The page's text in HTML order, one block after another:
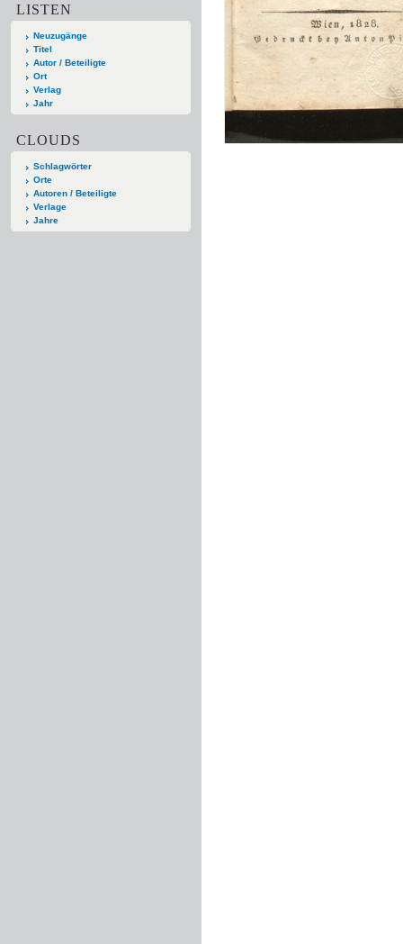
LISTEN
Neuzugänge
Titel
Autor / Beteiligte
Ort
Verlag
Jahr
CLOUDS
Schlagwörter
Orte
Autoren / Beteiligte
Verlage
Jahre